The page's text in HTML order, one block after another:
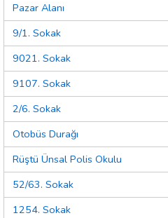
Pazar Alanı
9/1. Sokak
9021. Sokak
9107. Sokak
2/6. Sokak
Otobüs Durağı
Rüştü Ünsal Polis Okulu
52/63. Sokak
1254. Sokak